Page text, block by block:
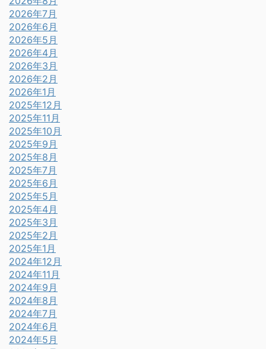
2026年7月
2026年6月
2026年5月
2026年4月
2026年3月
2026年2月
2026年1月
2025年12月
2025年11月
2025年10月
2025年9月
2025年8月
2025年7月
2025年6月
2025年5月
2025年4月
2025年3月
2025年2月
2025年1月
2024年12月
2024年11月
2024年9月
2024年8月
2024年7月
2024年6月
2024年5月